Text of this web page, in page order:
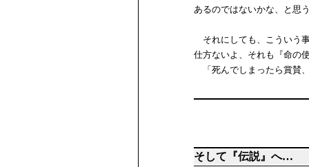
あるのではないかな、と思
それにしても、こういう
仕方ないよ、それも『命の
「死んでしまったら賞賛
そして『伝説』へ…